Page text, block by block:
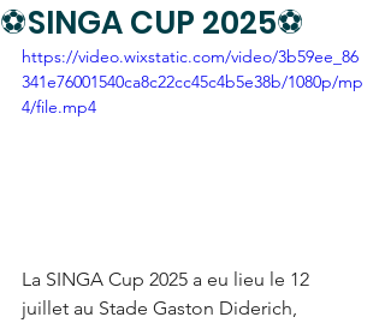
⚽️SINGA CUP 2025⚽️
https://video.wixstatic.com/video/3b59ee_86
341e76001540ca8c22cc45c4b5e38b/1080p/mp
4/file.mp4
La SINGA Cup 2025 a eu lieu le 12
juillet au Stade Gaston Diderich,